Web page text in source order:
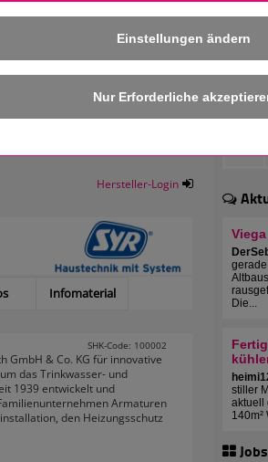
Einstellungen ändern
Hersteller-Login
Infomaterial
SHK-Code: 100002
GmbH & Co. KG für innovative
das Trinkwasser- und
1939 entwickelt und
Armaturen
den Heizungsschutz
Die...
stiller
aktuell
Jobs